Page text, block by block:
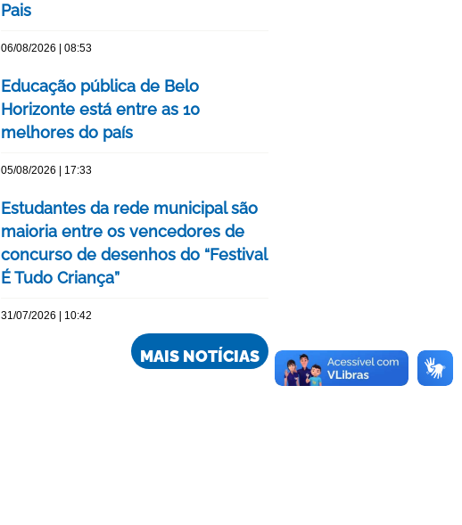
Pais
06/08/2026 | 08:53
Educação pública de Belo
Horizonte está entre as 10
melhores do país
05/08/2026 | 17:33
Estudantes da rede municipal são
maioria entre os vencedores de
concurso de desenhos do “Festival
É Tudo Criança”
31/07/2026 | 10:42
MAIS NOTÍCIAS